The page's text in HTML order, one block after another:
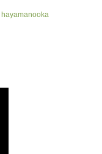
hayamanooka